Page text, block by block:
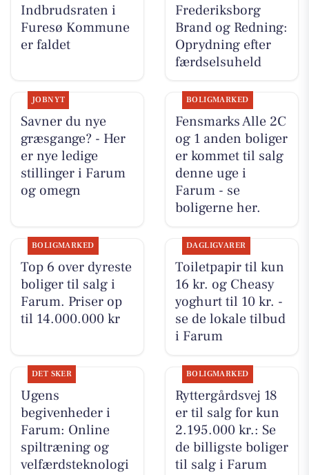
Indbrudsraten i
Furesø Kommune
er faldet
Frederiksborg
Brand og Redning:
Oprydning efter
færdselsuheld
JOBNYT
Savner du nye
græsgange? - Her
er nye ledige
stillinger i Farum
og omegn
BOLIGMARKED
Fensmarks Alle 2C
og 1 anden boliger
er kommet til salg
denne uge i
Farum - se
boligerne her.
BOLIGMARKED
Top 6 over dyreste
boliger til salg i
Farum. Priser op
til 14.000.000 kr
DAGLIGVARER
Toiletpapir til kun
16 kr. og Cheasy
yoghurt til 10 kr. -
se de lokale tilbud
i Farum
DET SKER
Ugens
begivenheder i
Farum: Online
spiltræning og
velfærdsteknologi
BOLIGMARKED
Ryttergårdsvej 18
er til salg for kun
2.195.000 kr.: Se
de billigste boliger
til salg i Farum